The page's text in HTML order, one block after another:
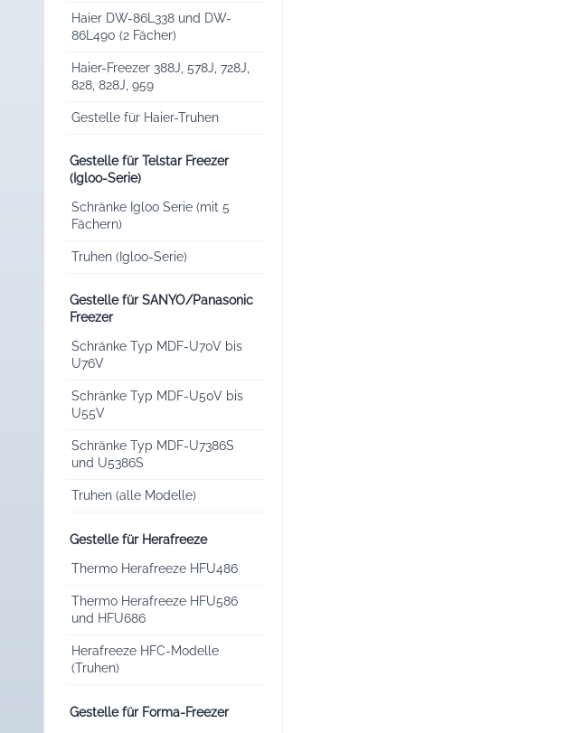
Haier DW-86L338 und DW-
86L490 (2 Fächer)
Haier-Freezer 388J, 578J, 728J,
828, 828J, 959
Gestelle für Haier-Truhen
Gestelle für Telstar Freezer
(Igloo-Serie)
Schränke Igloo Serie (mit 5
Fächern)
Truhen (Igloo-Serie)
Gestelle für SANYO/Panasonic
Freezer
Schränke Typ MDF-U70V bis
U76V
Schränke Typ MDF-U50V bis
U55V
Schränke Typ MDF-U7386S
und U5386S
Truhen (alle Modelle)
Gestelle für Herafreeze
Thermo Herafreeze HFU486
Thermo Herafreeze HFU586
und HFU686
Herafreeze HFC-Modelle
(Truhen)
Gestelle für Forma-Freezer